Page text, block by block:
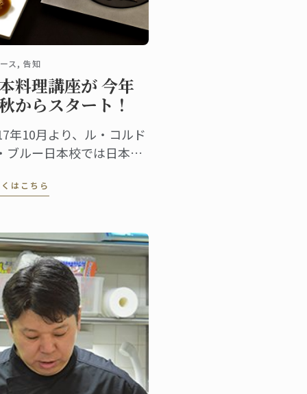
ス, 告知
料理講座が 今年
からスタート！
年10月より、ル・コルド
ブルー日本校では日本料
はこちら